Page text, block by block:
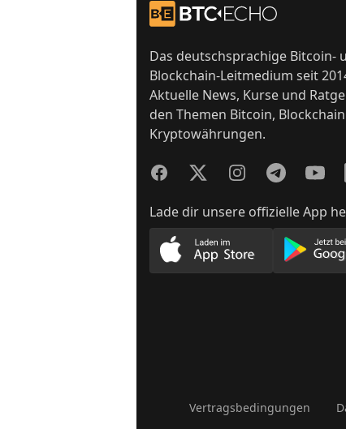
Zur Startseite
Das deutschsprachige Bitcoin-
Blockchain-Leitmedium seit
Aktuelle News, Kurse und
den Themen Bitcoin,
Kryptowährungen.
FacebookTwitterInstagramTelegram
Lade dir unsere offizielle App
Lade unsere App im
Vertragsbedingungen